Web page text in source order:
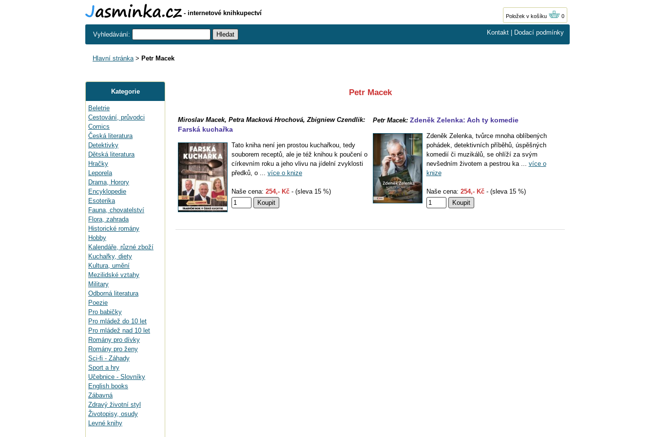
- internetové knihkupectví Položek v košíku 0
Vyhledávání: Kontakt Dodací podmínky
Hlavní stránka> Petr Macek
Kategorie
Beletrie
Cestování, průvodci
Comics
Česká literatura
Detektivky
Dětská literatura
Hračky
Leporela
Drama, Horory
Encyklopedie
Esoterika
Fauna, chovatelství
Flora, zahrada
Historické romány
Hobby
Kalendáře, různé zboží
Kuchařky, diety
Kultura, umění
Mezilidské vztahy
Military
Odborná literatura
Poezie
Pro babičky
Pro mládež do 10 let
Pro mládež nad 10 let
Romány pro dívky
Romány pro ženy
Sci-fi - Záhady
Sport a hry
Učebnice - Slovníky
English books
Zábavná
Zdravý životní styl
Životopisy, osudy
Levné knihy
Petr Macek
Miroslav Macek, Petra Macková Hrochová, Zbigniew Czendlik:
Farská kuchařka
Tato kniha není jen prostou kuchařkou, tedy
souborem receptů, ale je též knihou k poučení o
církevním roku a jeho vlivu na jídelní zvyklosti
předků, o ... více o knize
Naše cena: 254,- Kč - (sleva 15 %)
Petr Macek: Zdeněk Zelenka: Ach ty komedie
Zdeněk Zelenka, tvůrce mnoha oblíbených
pohádek, detektivních příběhů, úspěšných
komedií či muzikálů, se ohlíží za svým
nevšedním životem a pestrou ka ... více o
knize
Naše cena: 254,- Kč- (sleva 15 %)